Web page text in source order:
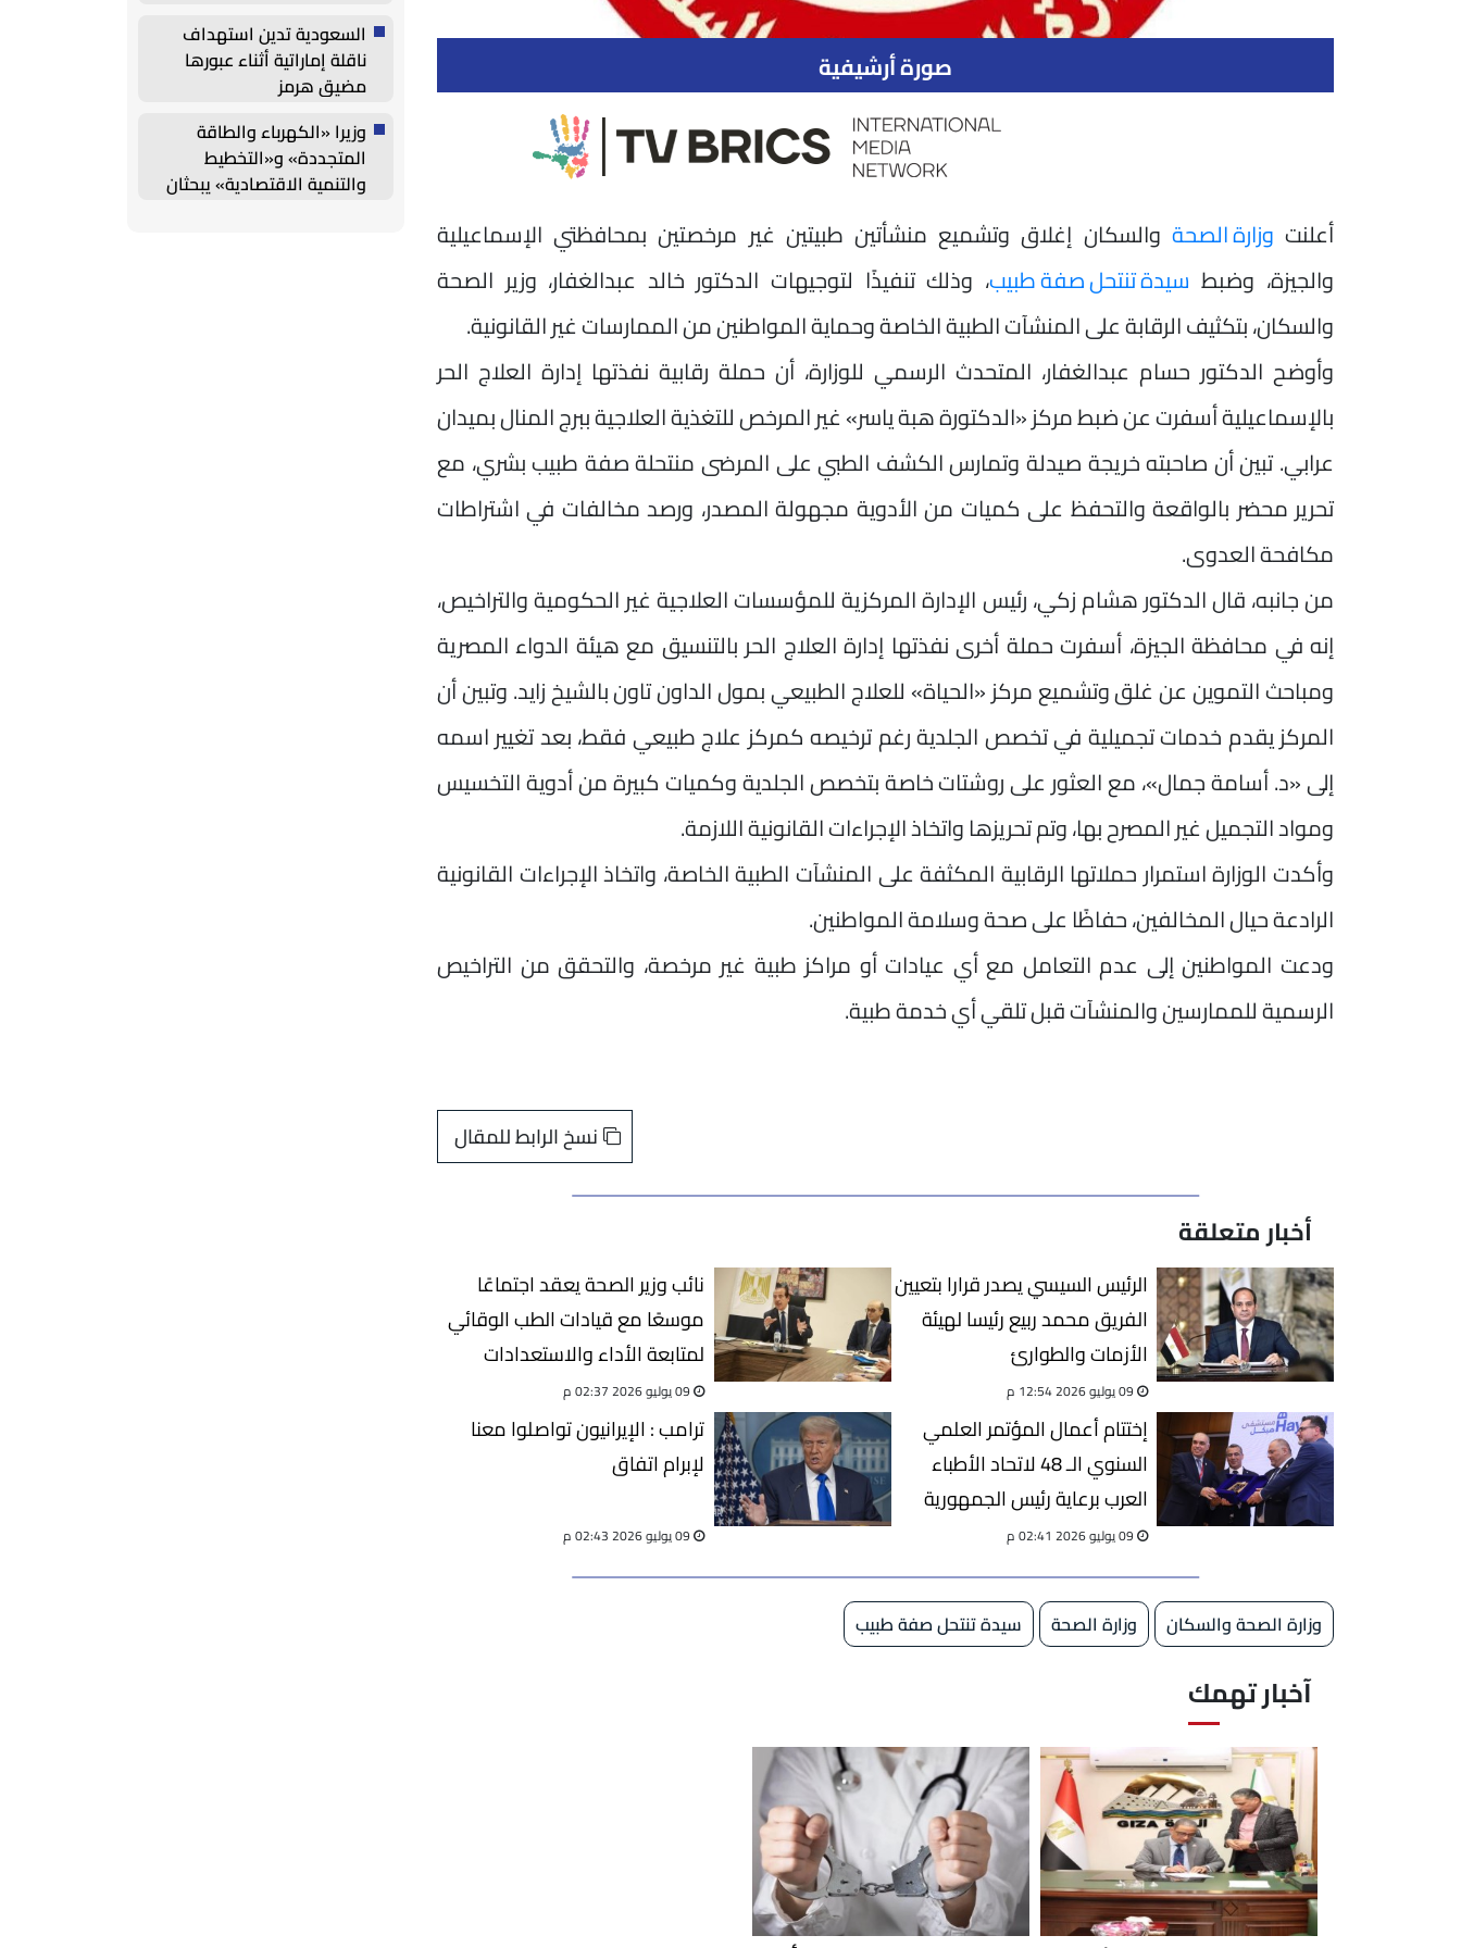
صورة أرشيفية
أعلنت وزارة الصحة والسكان إغلاق وتشميع منشأتين طبيتين غير مرخصتين بمحافظتي الإسماعيلية
والجيزة، وضبط سيدة تنتحل صفة طبيب، وذلك تنفيذًا لتوجيهات الدكتور خالد عبدالغفار، وزير الصحة
والسكان، بتكثيف الرقابة على المنشآت الطبية الخاصة وحماية المواطنين من الممارسات غير القانونية.
وأوضح الدكتور حسام عبدالغفار، المتحدث الرسمي للوزارة، أن حملة رقابية نفذتها إدارة العلاج الحر
بالإسماعيلية أسفرت عن ضبط مركز «الدكتورة هبة ياسر» غير المرخص للتغذية العلاجية ببرج المنال بميدان
عرابي. تبين أن صاحبته خريجة صيدلة وتمارس الكشف الطبي على المرضى منتحلة صفة طبيب بشري، مع
تحرير محضر بالواقعة والتحفظ على كميات من الأدوية مجهولة المصدر، ورصد مخالفات في اشتراطات
مكافحة العدوى.
من جانبه، قال الدكتور هشام زكي، رئيس الإدارة المركزية للمؤسسات العلاجية غير الحكومية والتراخيص،
إنه في محافظة الجيزة، أسفرت حملة أخرى نفذتها إدارة العلاج الحر بالتنسيق مع هيئة الدواء المصرية
ومباحث التموين عن غلق وتشميع مركز «الحياة» للعلاج الطبيعي بمول الداون تاون بالشيخ زايد. وتبين أن
المركز يقدم خدمات تجميلية في تخصص الجلدية رغم ترخيصه كمركز علاج طبيعي فقط، بعد تغيير اسمه
إلى «د. أسامة جمال»، مع العثور على روشتات خاصة بتخصص الجلدية وكميات كبيرة من أدوية التخسيس
ومواد التجميل غير المصرح بها، وتم تحريزها واتخاذ الإجراءات القانونية اللازمة.
وأكدت الوزارة استمرار حملاتها الرقابية المكثفة على المنشآت الطبية الخاصة، واتخاذ الإجراءات القانونية
الرادعة حيال المخالفين، حفاظًا على صحة وسلامة المواطنين.
ودعت المواطنين إلى عدم التعامل مع أي عيادات أو مراكز طبية غير مرخصة، والتحقق من التراخيص
الرسمية للممارسين والمنشآت قبل تلقي أي خدمة طبية.
نسخ الرابط للمقال
أخبار متعلقة
الرئيس السيسي يصدر قرارا بتعيين
الفريق محمد ربيع رئيسا لهيئة
الأزمات والطوارئ
نائب وزير الصحة يعقد اجتماعًا
موسعًا مع قيادات الطب الوقائي
لمتابعة الأداء والاستعدادات
المستقبلية
09 يوليو 2026 02:37 م
إختتام أعمال المؤتمر العلمي
السنوي الـ 48 لاتحاد الأطباء
العرب برعاية رئيس الجمهورية
اللبنانية
ترامب : الإيرانيون تواصلوا معنا
لإبرام اتفاق
09 يوليو 2026 02:43 م
وزارة الصحة والسكان وزارة الصحة سيدة تنتحل صفة طبيب
آخبار تهمك
السعودية تدين استهداف
ناقلة إماراتية أثناء عبورها
مضيق هرمز
وزيرا «الكهرباء والطاقة
المتجددة» و«التخطيط
والتنمية الاقتصادية» يبحثان